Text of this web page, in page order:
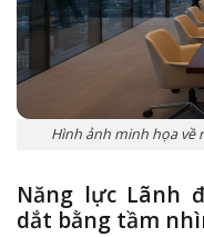
Hình ảnh minh họa về
Năng lực Lãnh
dắt bằng tầm